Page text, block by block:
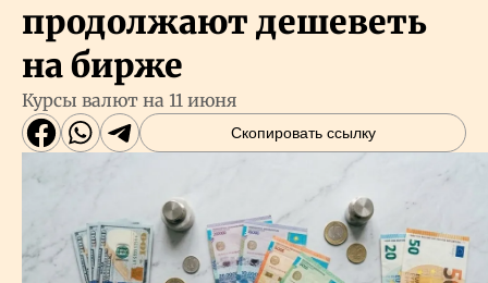
Экономика
Бизнес
Рынки
Технологии
продолжают дешеветь
на бирже
Курсы валют на 11 июня
Скопировать ссылку